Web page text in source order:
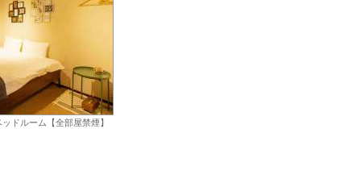
ドルーム【全部屋禁煙】